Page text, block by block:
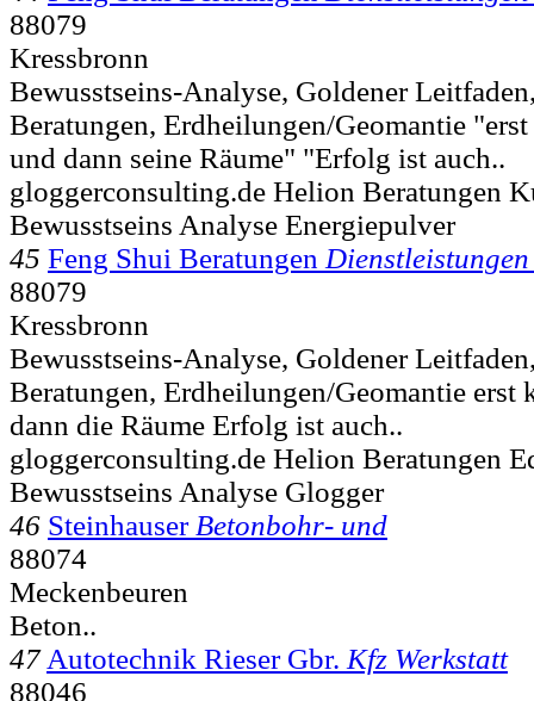
88079
Kressbronn
Bewusstseins-Analyse, Goldener
Beratungen, Erdheilungen/Geomantie
und dann seine Räume" "Erfolg ist auch..
gloggerconsulting.de Helion Beratungen
Bewusstseins Analyse Energiepulver
45 Feng Shui Beratungen
88079
Kressbronn
Bewusstseins-Analyse, Goldener
Beratungen, Erdheilungen/Geomantie erst
dann die Räume Erfolg ist auch..
gloggerconsulting.de Helion Beratungen
Bewusstseins Analyse Glogger
46 Steinhauser Betonbohr- und
88074
Meckenbeuren
Beton..
47 Autotechnik Rieser Gbr. Kfz Werkstatt
88046